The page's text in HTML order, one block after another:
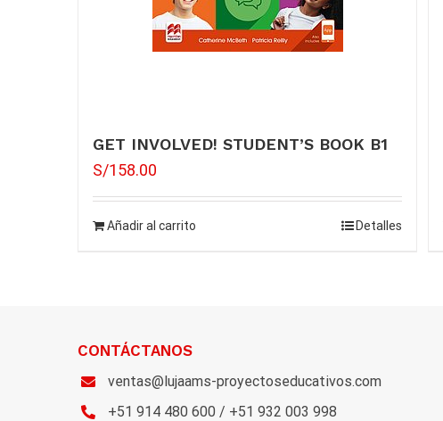
GET INVOLVED! STUDENT’S BOOK B1
S/158.00
Añadir al carrito Detalles
CONTÁCTANOS
ventas@lujaams-proyectoseducativos.com
+51 914 480 600 / +51 932 003 998